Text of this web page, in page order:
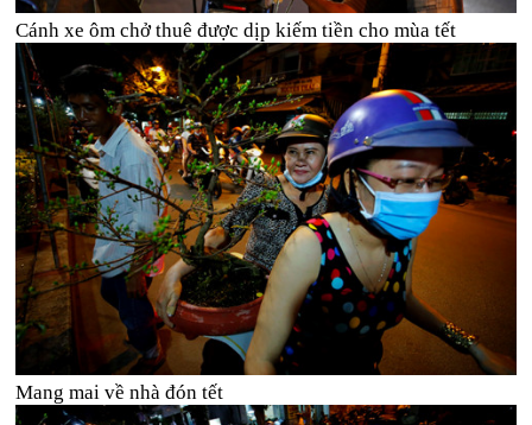
Cánh xe ôm chở thuê được dịp kiếm tiền cho mùa tết
Mang mai về nhà đón tết